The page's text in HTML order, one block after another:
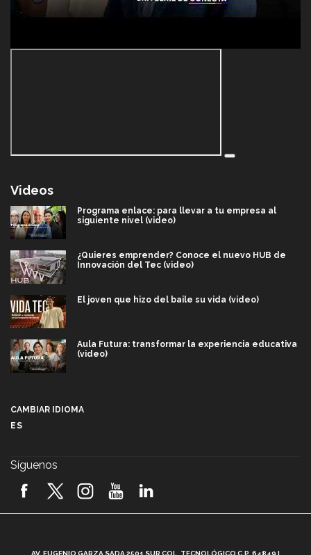
Videos
Programa enlace: para llevar a tu empresa al
siguiente nivel (video)
¿Quieres emprender? Conoce el nuevo HUB de
Innovación del Tec (video)
El joven que hizo del baile su vida (video)
Aula Futura: transformar la experiencia educativa
(video)
2026! (video)
CAMBIAR IDIOMA
ES
Síguenos